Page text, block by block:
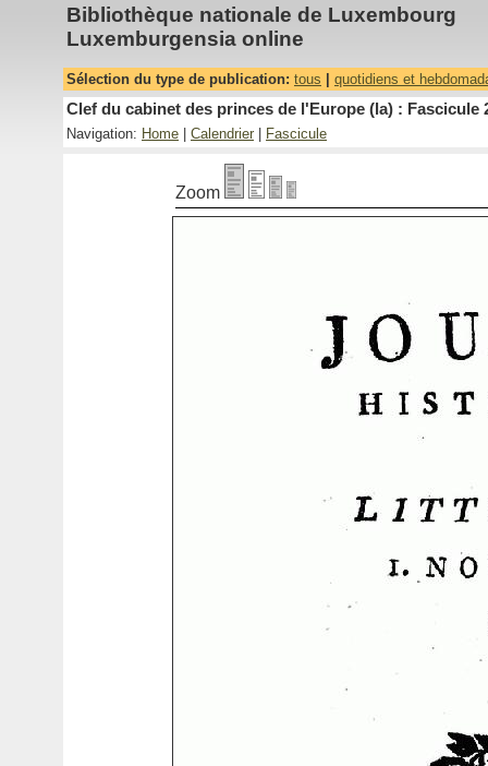
Bibliothèque nationale de Luxembourg
Luxemburgensia online
Sélection du type de publication: tous quotidiens et
Clef du cabinet des princes de l'Europe (la) : Fascicule
Navigation: Home Calendrier Fascicule
Zoom